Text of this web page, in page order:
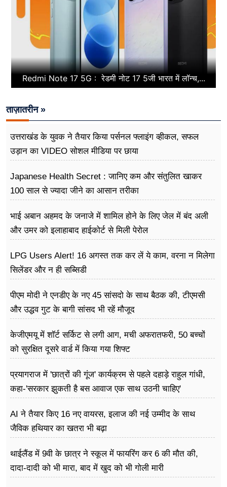
Redmi Note 17 5G : रेडमी नोट 17 5जी भारत में लॉन्च,...
ताज़ातरीन »
उत्तराखंड के युवक ने तैयार किया पर्सनल फ्लाइंग व्हीकल, सफल
उड़ान का VIDEO सोशल मीडिया पर छाया
Japanese Health Secret : जानिए कम और संतुलित खाकर
100 साल से ज्यादा जीने का आसान तरीका
भाई अबान अहमद के जनाजे में शामिल होने के लिए जेल में बंद अली
और उमर को इलाहाबाद हाईकोर्ट से मिली पेरोल
LPG Users Alert! 16 अगस्त तक कर लें ये काम, वरना न मिलेगा
सिलेंडर और न ही सब्सिडी
पीएम मोदी ने एनडीए के नए 45 सांसदो के साथ बैठक की, टीएमसी
और उद्धव गुट के बागी सांसद भी रहें मौजूद
केजीएमयू में शॉर्ट सर्किट से लगी आग, मची अफरातफरी, 50 बच्चों
को सुरक्षित दूसरे वार्ड में किया गया शिफ्ट
प्रयागराज में 'छात्रों की गूंज' कार्यक्रम से पहले दहाड़े राहुल गांधी,
कहा-'सरकार झुकती है बस आवाज एक साथ उठनी चाहिए'
AI ने तैयार किए 16 नए वायरस, इलाज की नई उम्मीद के साथ
जैविक हथियार का खतरा भी बढ़ा
थाईलैंड में 9वी के छात्र ने स्कूल में फायरिंग कर 6 की मौत की,
दादा-दादी को भी मारा, बाद में खुद को भी गोली मारी